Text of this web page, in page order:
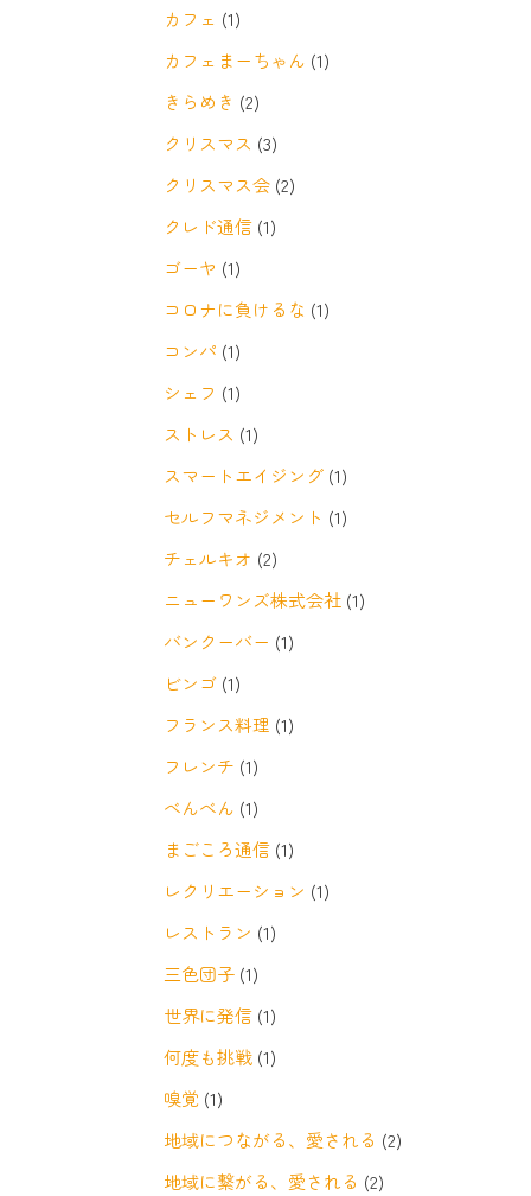
カフェ (1)
カフェまーちゃん (1)
きらめき (2)
クリスマス (3)
クリスマス会 (2)
クレド通信 (1)
ゴーヤ (1)
コロナに負けるな (1)
コンパ (1)
シェフ (1)
ストレス (1)
スマートエイジング (1)
セルフマネジメント (1)
チェルキオ (2)
ニューワンズ株式会社 (1)
バンクーバー (1)
ビンゴ (1)
フランス料理 (1)
フレンチ (1)
べんべん (1)
まごころ通信 (1)
レクリエーション (1)
レストラン (1)
三色団子 (1)
世界に発信 (1)
何度も挑戦 (1)
嗅覚 (1)
地域につながる、愛される (2)
地域に繋がる、愛される (2)